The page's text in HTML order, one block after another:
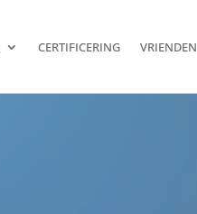
CERTIFICERING VRIENDEN